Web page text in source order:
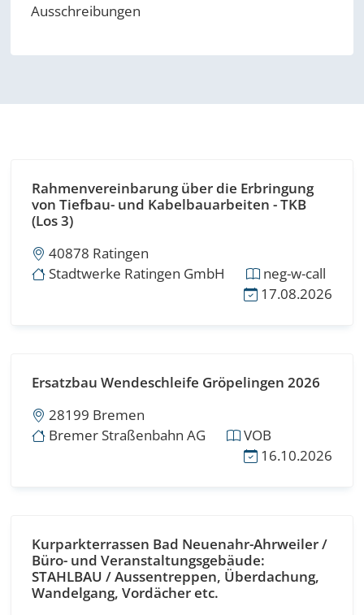
Ausschreibungen
Rahmenvereinbarung über die Erbringung
von Tiefbau- und Kabelbauarbeiten - TKB
(Los 3)
40878 Ratingen
Stadtwerke Ratingen GmbH
neg-w-call
17.08.2026
Ersatzbau Wendeschleife Gröpelingen 2026
28199 Bremen
Bremer Straßenbahn AG
VOB
16.10.2026
Kurparkterrassen Bad Neuenahr-Ahrweiler /
Büro- und Veranstaltungsgebäude:
STAHLBAU / Aussentreppen, Überdachung,
Wandelgang, Vordächer etc.